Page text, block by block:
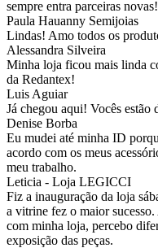
sempre entra parceiras
Paula Hauanny Semijoias
Lindas! Amo todos os
Alessandra Silveira
Minha loja ficou mais linda
da Redantex!
Luis Aguiar
Já chegou aqui! Vocês estão
Denise Borba
Eu mudei até minha ID
acordo com os meus
meu trabalho.
Leticia - Loja LEGICCI
Fiz a inauguração da loja
a vitrine fez o maior
com minha loja, percebo
exposição das peças.